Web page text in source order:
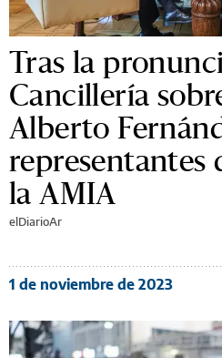
Tras la
Cancillería
Alberto
representantes
la AMIA
elDiarioAr
1 de noviembre de 2023